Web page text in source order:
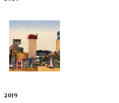
2019